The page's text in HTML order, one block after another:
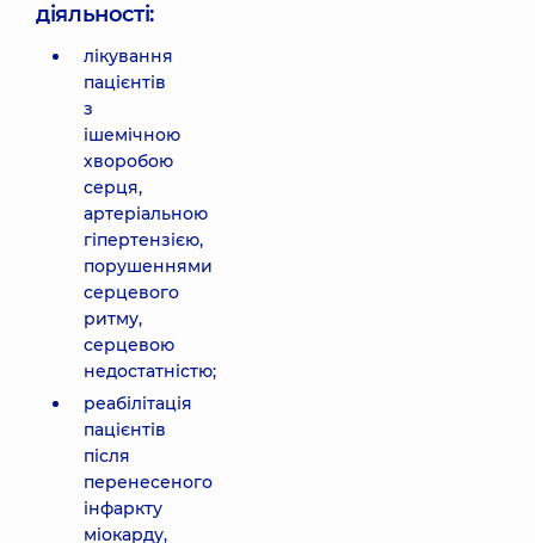
діяльності:
лікування
пацієнтів
з
ішемічною
хворобою
серця,
артеріальною
гіпертензією,
порушеннями
серцевого
ритму,
серцевою
недостатністю;
реабілітація
пацієнтів
після
перенесеного
інфаркту
міокарду,